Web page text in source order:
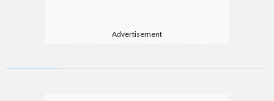
Advertisement